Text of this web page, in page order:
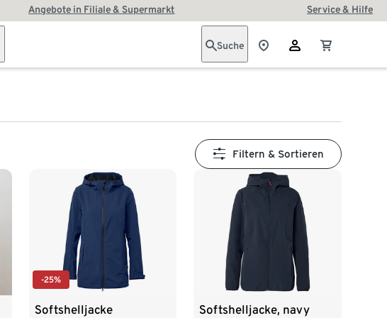
Angebote in Filiale & Supermarkt Service & Hilfe
Suche
Filtern & Sortieren
-25%
Softshelljacke Softshelljacke, navy